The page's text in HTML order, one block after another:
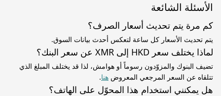
الأسئلة الشائعة
كم مرة يتم تحديث أسعار الصرف؟
يتم تحديث الأسعار كل ساعة لتعكس أحدث بيانات السوق.
لماذا يختلف سعر HKD إلى XMR عن سعر البنك؟
تضيف البنوك والمزوّدون رسوماً أو هوامش، لذا قد يختلف المبلغ الذي
تتلقاه عن السعر المرجعي المعروض هنا.
هل يمكنني استخدام هذا المحوّل على الهاتف؟